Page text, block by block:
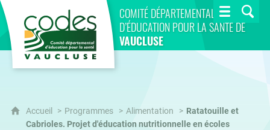
COMITÉ DÉPARTEMENTAL
D’ÉDUCATION POUR LA SANTÉ DE
VAUCLUSE
CoDES 84
Accueil Programmes Alimentation
Ratatouille et
Cabrioles. Projet d'éducation nutritionnelle en écoles